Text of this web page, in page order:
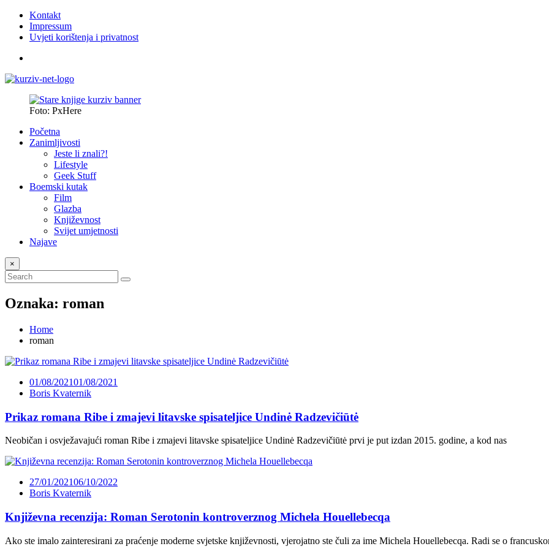
Kontakt
Impressum
Uvjeti korištenja i privatnost
Foto: PxHere
Početna
Zanimljivosti
Jeste li znali?!
Lifestyle
Geek Stuff
Boemski kutak
Film
Glazba
Književnost
Svijet umjetnosti
Najave
×
Oznaka: roman
Home
roman
01/08/202101/08/2021
Boris Kvaternik
Prikaz romana Ribe i zmajevi litavske spisateljice Undinė Radzevičiūtė
Neobičan i osvježavajući roman Ribe i zmajevi litavske spisateljice Undinė Radzevičiūtė prvi je put izdan 2015. godine, a kod nas
27/01/202106/10/2022
Boris Kvaternik
Književna recenzija: Roman Serotonin kontroverznog Michela Houellebecqa
Ako ste imalo zainteresirani za praćenje moderne svjetske književnosti, vjerojatno ste čuli za ime Michela Houellebecqa. Radi se o